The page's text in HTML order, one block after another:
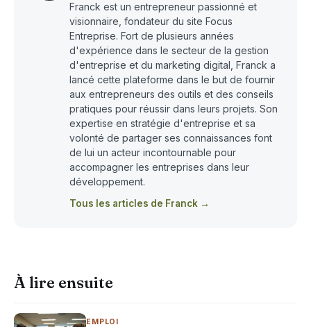
Franck est un entrepreneur passionné et
visionnaire, fondateur du site Focus
Entreprise. Fort de plusieurs années
d'expérience dans le secteur de la gestion
d'entreprise et du marketing digital, Franck a
lancé cette plateforme dans le but de fournir
aux entrepreneurs des outils et des conseils
pratiques pour réussir dans leurs projets. Son
expertise en stratégie d'entreprise et sa
volonté de partager ses connaissances font
de lui un acteur incontournable pour
accompagner les entreprises dans leur
développement.
Tous les articles de Franck →
À lire ensuite
EMPLOI